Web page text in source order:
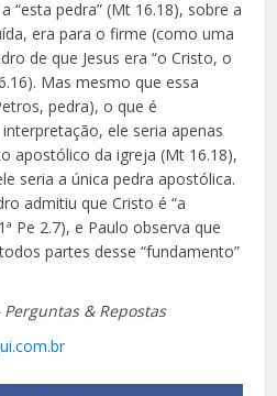
“esta pedra” (Mt 16.18), sobre a
era para o firme (como uma
de que Jesus era “o Cristo, o
Mas mesmo que essa
pedra), o que é
ele seria apenas
apostólico da igreja (Mt 16.18),
seria a única pedra apostólica.
admitiu que Cristo é “a
Pe 2.7), e Paulo observa que
partes desse “fundamento”
& Repostas